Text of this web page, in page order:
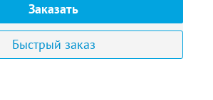
Заказать
Быстрый заказ